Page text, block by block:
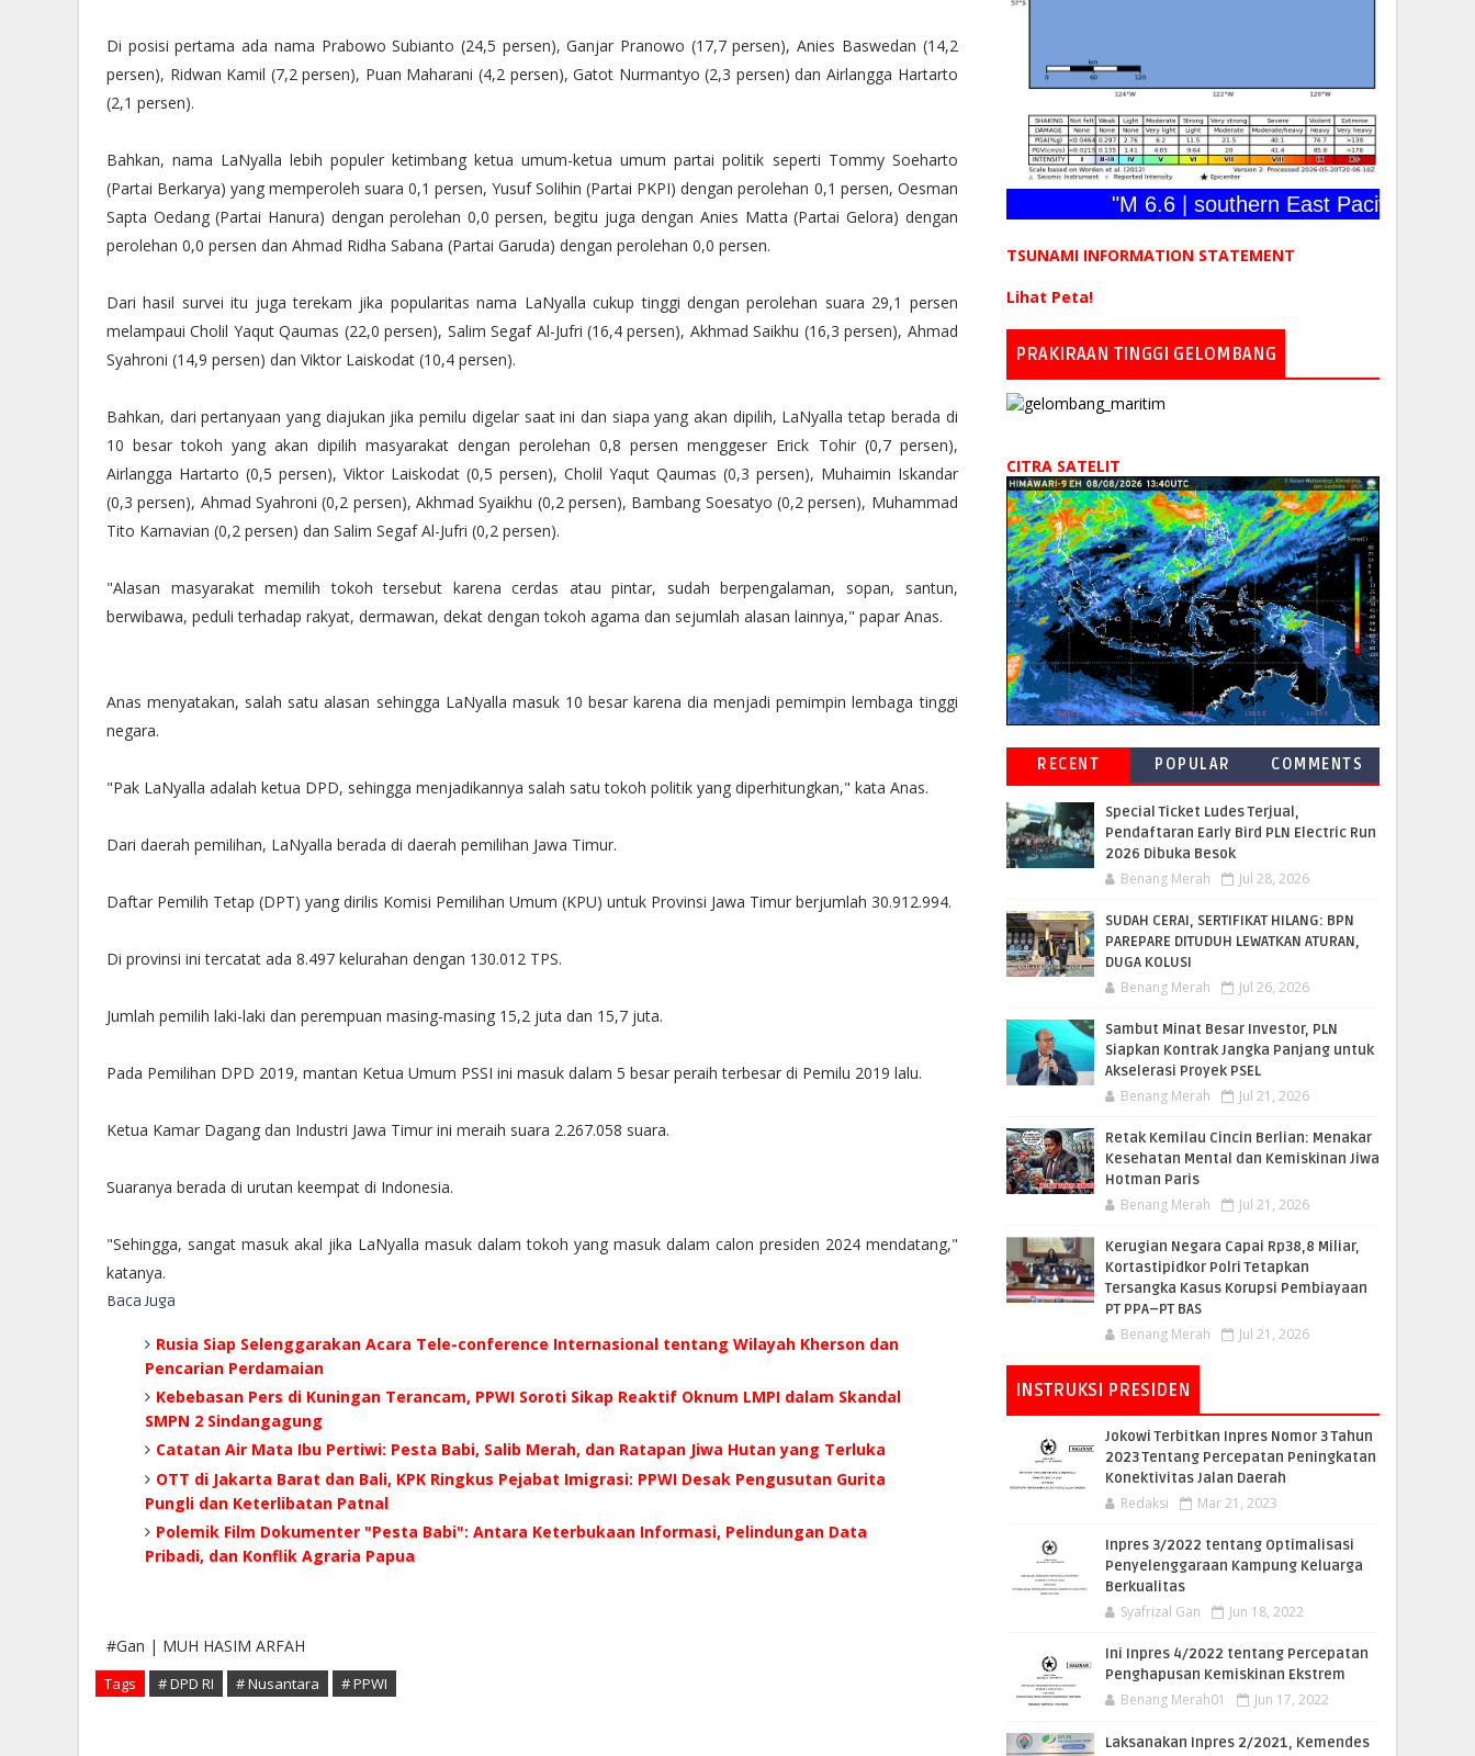
Di posisi pertama ada nama Prabowo Subianto (24,5 persen), Ganjar Pranowo (17,7 persen), Anies Baswedan (14,2
persen), Ridwan Kamil (7,2 persen), Puan Maharani (4,2 persen), Gatot Nurmantyo (2,3 persen) dan Airlangga Hartarto
(2,1 persen).
Bahkan, nama LaNyalla lebih populer ketimbang ketua umum-ketua umum partai politik seperti Tommy Soeharto
(Partai Berkarya) yang memperoleh suara 0,1 persen, Yusuf Solihin (Partai PKPI) dengan perolehan 0,1 persen, Oesman
Sapta Oedang (Partai Hanura) dengan perolehan 0,0 persen, begitu juga dengan Anies Matta (Partai Gelora) dengan
perolehan 0,0 persen dan Ahmad Ridha Sabana (Partai Garuda) dengan perolehan 0,0 persen.
Dari hasil survei itu juga terekam jika popularitas nama LaNyalla cukup tinggi dengan perolehan suara 29,1 persen
melampaui Cholil Yaqut Qaumas (22,0 persen), Salim Segaf Al-Jufri (16,4 persen), Akhmad Saikhu (16,3 persen), Ahmad
Syahroni (14,9 persen) dan Viktor Laiskodat (10,4 persen).
Bahkan, dari pertanyaan yang diajukan jika pemilu digelar saat ini dan siapa yang akan dipilih, LaNyalla tetap berada di
10 besar tokoh yang akan dipilih masyarakat dengan perolehan 0,8 persen menggeser Erick Tohir (0,7 persen),
Airlangga Hartarto (0,5 persen), Viktor Laiskodat (0,5 persen), Cholil Yaqut Qaumas (0,3 persen), Muhaimin Iskandar
(0,3 persen), Ahmad Syahroni (0,2 persen), Akhmad Syaikhu (0,2 persen), Bambang Soesatyo (0,2 persen), Muhammad
Tito Karnavian (0,2 persen) dan Salim Segaf Al-Jufri (0,2 persen).
"Alasan masyarakat memilih tokoh tersebut karena cerdas atau pintar, sudah berpengalaman, sopan, santun,
berwibawa, peduli terhadap rakyat, dermawan, dekat dengan tokoh agama dan sejumlah alasan lainnya," papar Anas.
Anas menyatakan, salah satu alasan sehingga LaNyalla masuk 10 besar karena dia menjadi pemimpin lembaga tinggi
negara.
"Pak LaNyalla adalah ketua DPD, sehingga menjadikannya salah satu tokoh politik yang diperhitungkan," kata Anas.
Dari daerah pemilihan, LaNyalla berada di daerah pemilihan Jawa Timur.
Daftar Pemilih Tetap (DPT) yang dirilis Komisi Pemilihan Umum (KPU) untuk Provinsi Jawa Timur berjumlah 30.912.994.
Di provinsi ini tercatat ada 8.497 kelurahan dengan 130.012 TPS.
Jumlah pemilih laki-laki dan perempuan masing-masing 15,2 juta dan 15,7 juta.
Pada Pemilihan DPD 2019, mantan Ketua Umum PSSI ini masuk dalam 5 besar peraih terbesar di Pemilu 2019 lalu.
Ketua Kamar Dagang dan Industri Jawa Timur ini meraih suara 2.267.058 suara.
Suaranya berada di urutan keempat di Indonesia.
"Sehingga, sangat masuk akal jika LaNyalla masuk dalam tokoh yang masuk dalam calon presiden 2024 mendatang,"
katanya.
Baca Juga
Rusia Siap Selenggarakan Acara Tele-conference Internasional tentang Wilayah Kherson dan
Pencarian Perdamaian
Kebebasan Pers di Kuningan Terancam, PPWI Soroti Sikap Reaktif Oknum LMPI dalam Skandal
SMPN 2 Sindangagung
Catatan Air Mata Ibu Pertiwi: Pesta Babi, Salib Merah, dan Ratapan Jiwa Hutan yang Terluka
OTT di Jakarta Barat dan Bali, KPK Ringkus Pejabat Imigrasi: PPWI Desak Pengusutan Gurita
Pungli dan Keterlibatan Patnal
Polemik Film Dokumenter "Pesta Babi": Antara Keterbukaan Informasi, Pelindungan Data
Pribadi, dan Konflik Agraria Papua
#Gan | MUH HASIM ARFAH
Tags # DPD RI # Nusantara # PPWI
"M 6.6 | southern East Pacific Rise |
TSUNAMI INFORMATION STATEMENT
Lihat Peta!
PRAKIRAAN TINGGI GELOMBANG
CITRA SATELIT
RECENT POPULAR COMMENTS
Special Ticket Ludes Terjual,
Pendaftaran Early Bird PLN Electric Run
2026 Dibuka Besok
Benang Merah Jul 28, 2026
SUDAH CERAI, SERTIFIKAT HILANG: BPN
PAREPARE DITUDUH LEWATKAN ATURAN,
DUGA KOLUSI
Benang Merah Jul 26, 2026
Sambut Minat Besar Investor, PLN
Siapkan Kontrak Jangka Panjang untuk
Akselerasi Proyek PSEL
Benang Merah Jul 21, 2026
Retak Kemilau Cincin Berlian: Menakar
Kesehatan Mental dan Kemiskinan Jiwa
Hotman Paris
Benang Merah Jul 21, 2026
Kerugian Negara Capai Rp38,8 Miliar,
Kortastipidkor Polri Tetapkan
Tersangka Kasus Korupsi Pembiayaan
PT PPA–PT BAS
Benang Merah Jul 21, 2026
INSTRUKSI PRESIDEN
Jokowi Terbitkan Inpres Nomor 3 Tahun
2023 Tentang Percepatan Peningkatan
Konektivitas Jalan Daerah
Redaksi Mar 21, 2023
Inpres 3/2022 tentang Optimalisasi
Penyelenggaraan Kampung Keluarga
Berkualitas
Syafrizal Gan Jun 18, 2022
Ini Inpres 4/2022 tentang Percepatan
Penghapusan Kemiskinan Ekstrem
Benang Merah01 Jun 17, 2022
Laksanakan Inpres 2/2021, Kemendes